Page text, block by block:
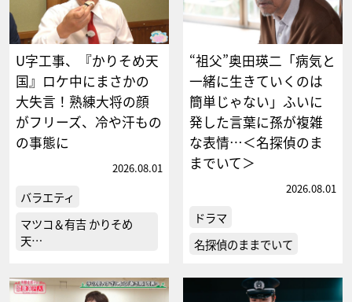
U字工事、『かりそめ天
国』ロケ中にまさかの
大失言！熟練大将の顔
がフリーズ、冷や汗もの
の事態に
2026.08.01
バラエティ
マツコ＆有吉 かりそめ
天…
“祖父”奥田瑛二「病気と
一緒に生きていくのは
簡単じゃない」ふいに
発した言葉に孫が複雑
な表情…＜名探偵のま
までいて＞
2026.08.01
ドラマ
名探偵のままでいて